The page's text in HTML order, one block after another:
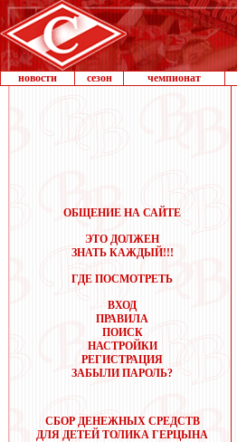
новости сезон чемпионат
ОБЩЕНИЕ НА САЙТЕ
ЭТО ДОЛЖЕН
ЗНАТЬ КАЖДЫЙ!!!
ГДЕ ПОСМОТРЕТЬ
ВХОД
ПРАВИЛА
ПОИСК
НАСТРОЙКИ
РЕГИСТРАЦИЯ
ЗАБЫЛИ ПАРОЛЬ?
СБОР ДЕНЕЖНЫХ СРЕДСТВ
ДЛЯ ДЕТЕЙ ТОЛИКА ГЕРЦЫНА